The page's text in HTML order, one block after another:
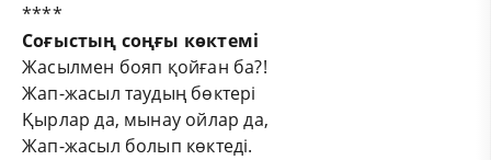
****
Соғыстың соңғы көктемі
Жасылмен бояп қойған ба?!
Жап-жасыл таудың бөктері
Қырлар да, мынау ойлар да,
Жап-жасыл болып көктеді.